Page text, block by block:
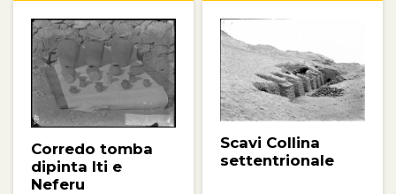
Corredo tomba
dipinta Iti e
Neferu
Scavi Collina
settentrionale